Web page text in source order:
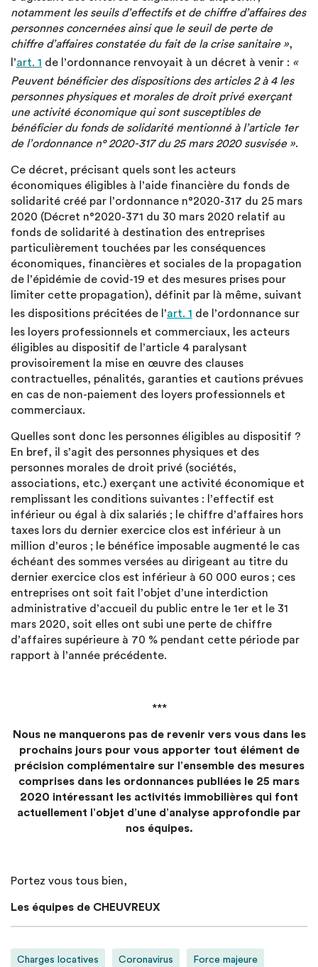
notamment les seuils d’effectifs et de chiffre d’affaires des
personnes concernées ainsi que le seuil de perte de
chiffre d’affaires constatée du fait de la crise sanitaire »,
l’art. 1 de l’ordonnance renvoyait à un décret à venir : «
Peuvent bénéficier des dispositions des articles 2 à 4 les
personnes physiques et morales de droit privé exerçant
une activité économique qui sont susceptibles de
bénéficier du fonds de solidarité mentionné à l’article 1er
de l’ordonnance n° 2020-317 du 25 mars 2020 susvisée ».
Ce décret, précisant quels sont les acteurs
économiques éligibles à l’aide financière du fonds de
solidarité créé par l’ordonnance n°2020-317 du 25 mars
2020 (Décret n°2020-371 du 30 mars 2020 relatif au
fonds de solidarité à destination des entreprises
particulièrement touchées par les conséquences
économiques, financières et sociales de la propagation
de l’épidémie de covid-19 et des mesures prises pour
limiter cette propagation), définit par là même, suivant
les dispositions précitées de l’art. 1 de l’ordonnance sur
les loyers professionnels et commerciaux, les acteurs
éligibles au dispositif de l’article 4 paralysant
provisoirement la mise en œuvre des clauses
contractuelles, pénalités, garanties et cautions prévues
en cas de non-paiement des loyers professionnels et
commerciaux.
Quelles sont donc les personnes éligibles au dispositif ?
En bref, il s’agit des personnes physiques et des
personnes morales de droit privé (sociétés,
associations, etc.) exerçant une activité économique et
remplissant les conditions suivantes : l’effectif est
inférieur ou égal à dix salariés ; le chiffre d’affaires hors
taxes lors du dernier exercice clos est inférieur à un
million d’euros ; le bénéfice imposable augmenté le cas
échéant des sommes versées au dirigeant au titre du
dernier exercice clos est inférieur à 60 000 euros ; ces
entreprises ont soit fait l’objet d’une interdiction
administrative d’accueil du public entre le 1er et le 31
mars 2020, soit elles ont subi une perte de chiffre
d’affaires supérieure à 70 % pendant cette période par
rapport à l’année précédente.
***
Nous ne manquerons pas de revenir vers vous dans les
prochains jours pour vous apporter tout élément de
précision complémentaire sur l’ensemble des mesures
comprises dans les ordonnances publiées le 25 mars
2020 intéressant les activités immobilières qui font
actuellement l’objet d’une d’analyse approfondie par
nos équipes.
Portez vous tous bien,
Les équipes de CHEUVREUX
Charges locatives Coronavirus Force majeure